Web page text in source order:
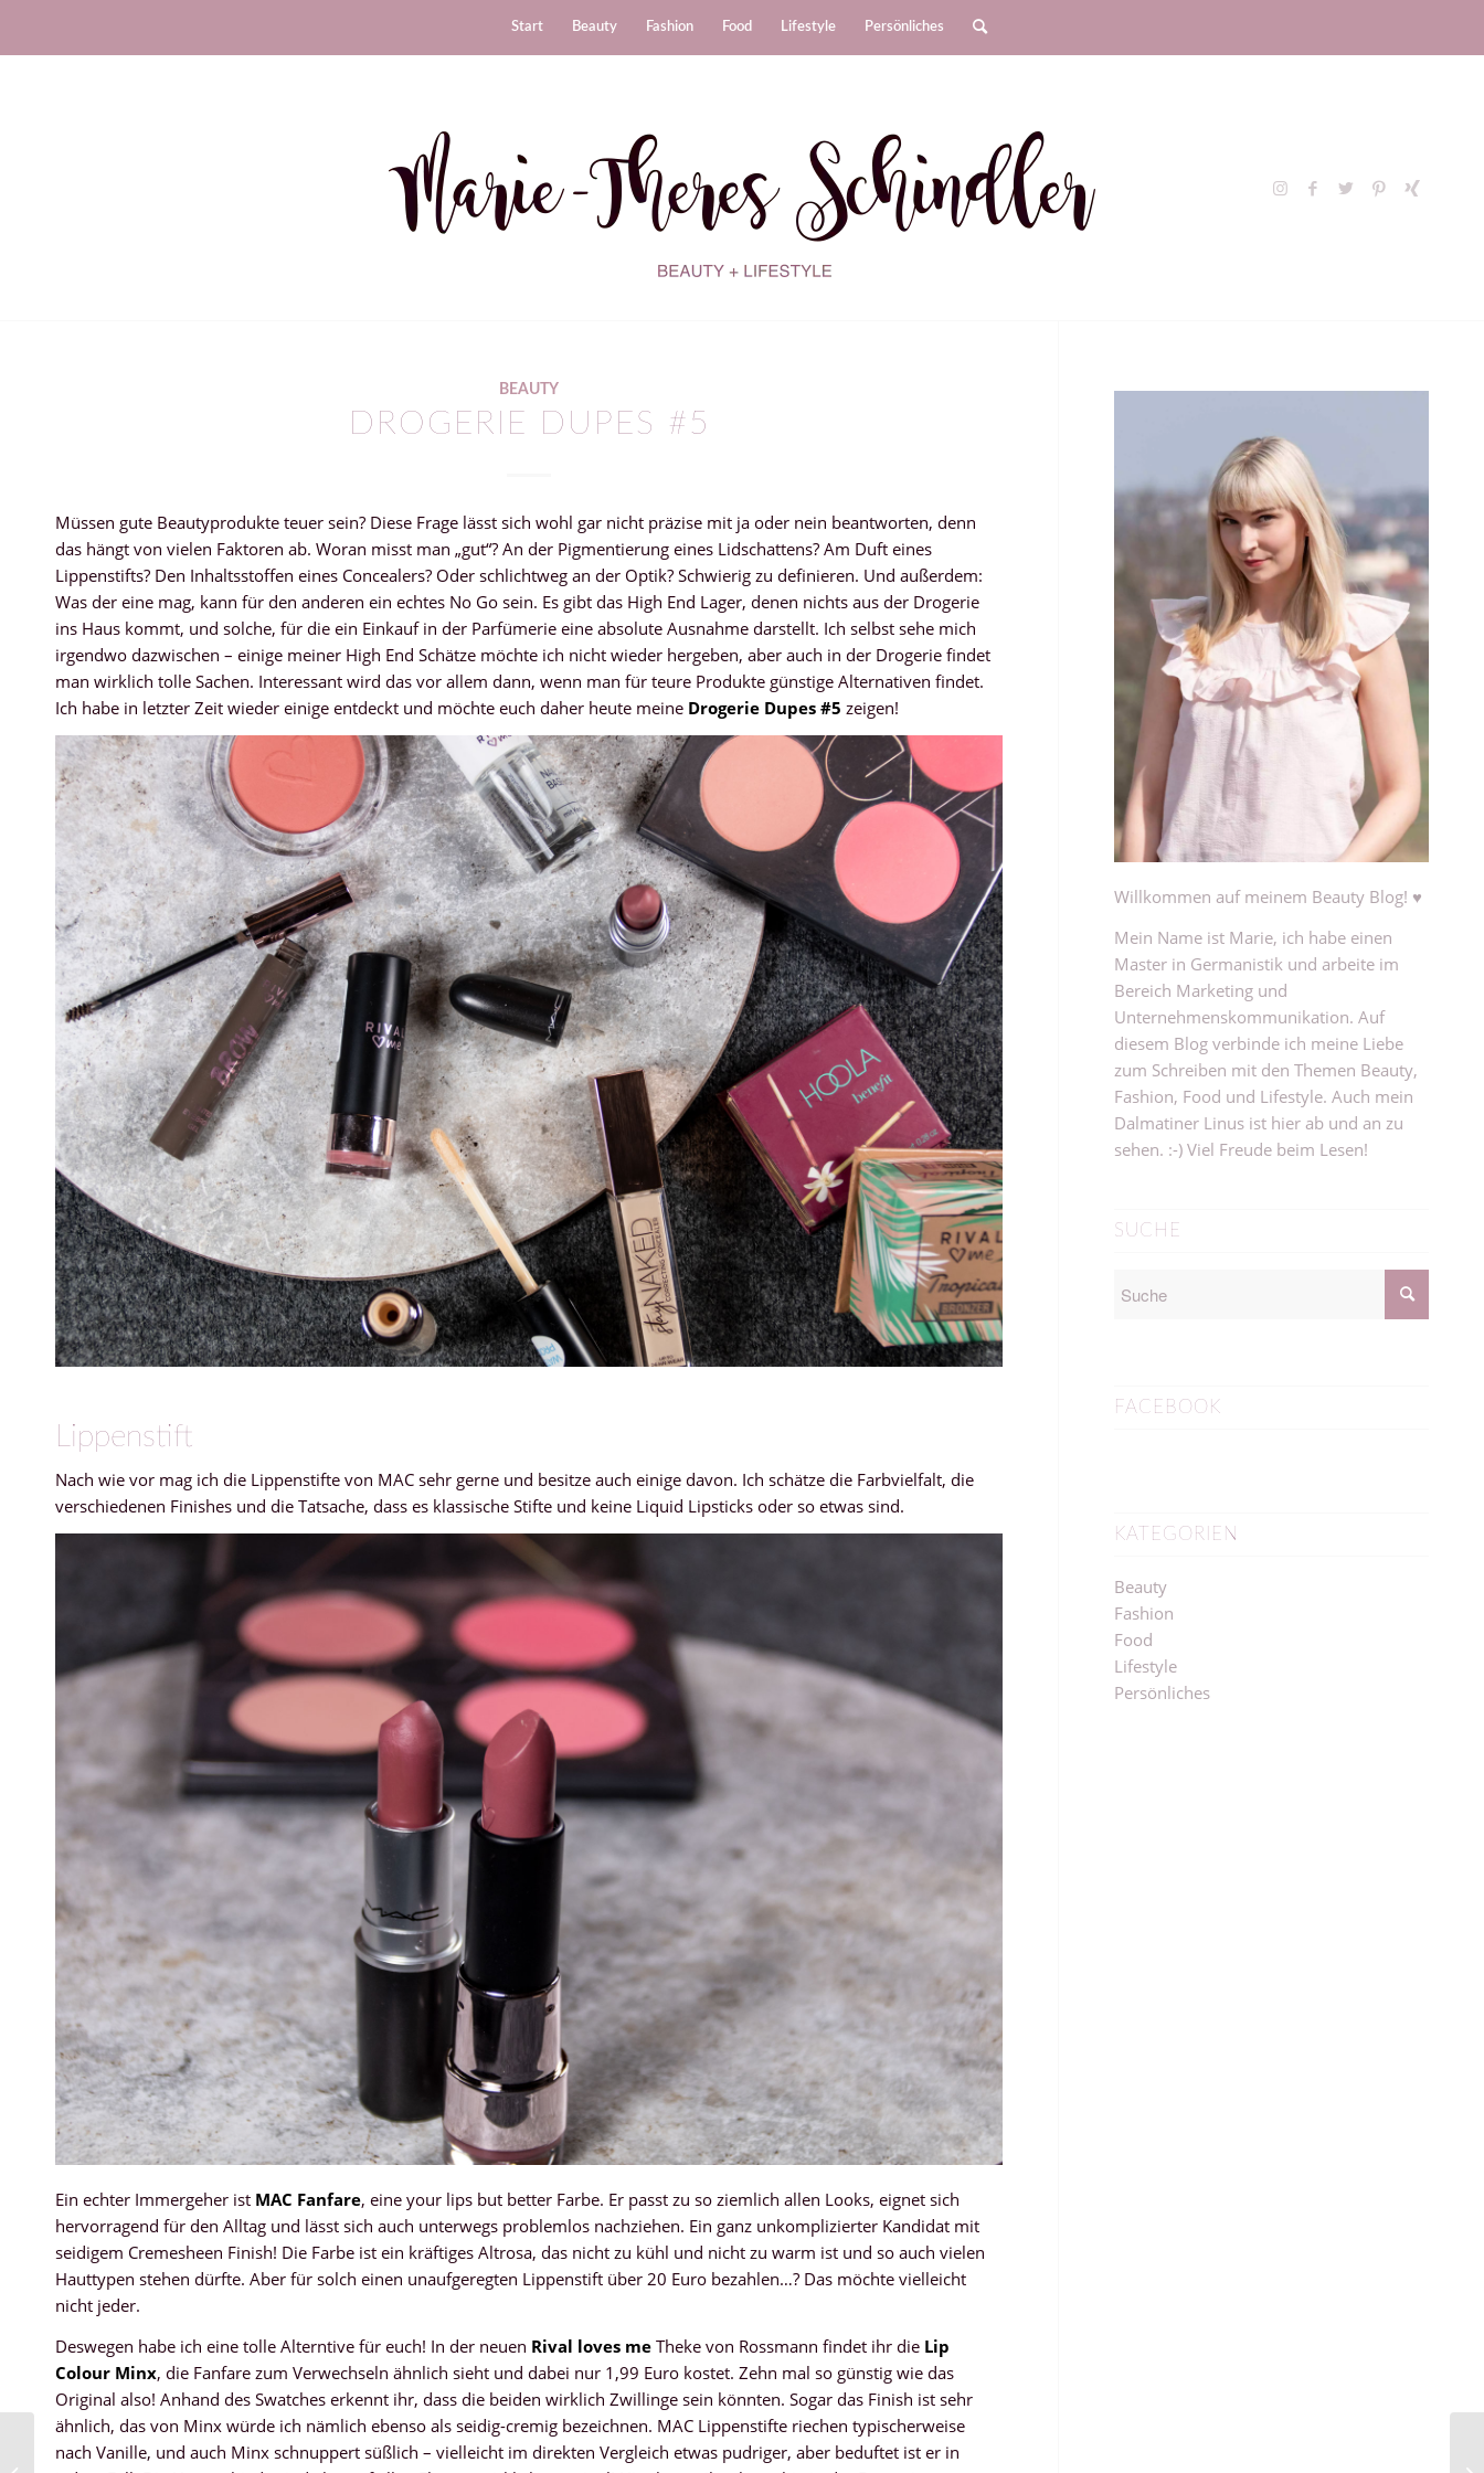
Start Beauty Fashion Food Lifestyle Persönliches
BEAUTY
DROGERIE DUPES #5
Müssen gute Beautyprodukte teuer sein? Diese Frage lässt sich wohl gar nicht präzise mit ja oder nein beantworten, denn
das hängt von vielen Faktoren ab. Woran misst man „gut“? An der Pigmentierung eines Lidschattens? Am Duft eines
Lippenstifts? Den Inhaltsstoffen eines Concealers? Oder schlichtweg an der Optik? Schwierig zu definieren. Und außerdem:
Was der eine mag, kann für den anderen ein echtes No Go sein. Es gibt das High End Lager, denen nichts aus der Drogerie
ins Haus kommt, und solche, für die ein Einkauf in der Parfümerie eine absolute Ausnahme darstellt. Ich selbst sehe mich
irgendwo dazwischen – einige meiner High End Schätze möchte ich nicht wieder hergeben, aber auch in der Drogerie findet
man wirklich tolle Sachen. Interessant wird das vor allem dann, wenn man für teure Produkte günstige Alternativen findet.
Ich habe in letzter Zeit wieder einige entdeckt und möchte euch daher heute meine Drogerie Dupes #5 zeigen!
Lippenstift
Nach wie vor mag ich die Lippenstifte von MAC sehr gerne und besitze auch einige davon. Ich schätze die Farbvielfalt, die
verschiedenen Finishes und die Tatsache, dass es klassische Stifte und keine Liquid Lipsticks oder so etwas sind.
Ein echter Immergeher ist MAC Fanfare, eine your lips but better Farbe. Er passt zu so ziemlich allen Looks, eignet sich
hervorragend für den Alltag und lässt sich auch unterwegs problemlos nachziehen. Ein ganz unkomplizierter Kandidat mit
seidigem Cremesheen Finish! Die Farbe ist ein kräftiges Altrosa, das nicht zu kühl und nicht zu warm ist und so auch vielen
Hauttypen stehen dürfte. Aber für solch einen unaufgeregten Lippenstift über 20 Euro bezahlen…? Das möchte vielleicht
nicht jeder.
Deswegen habe ich eine tolle Alterntive für euch! In der neuen Rival loves me Theke von Rossmann findet ihr die Lip
Colour Minx, die Fanfare zum Verwechseln ähnlich sieht und dabei nur 1,99 Euro kostet. Zehn mal so günstig wie das
Original also! Anhand des Swatches erkennt ihr, dass die beiden wirklich Zwillinge sein könnten. Sogar das Finish ist sehr
ähnlich, das von Minx würde ich nämlich ebenso als seidig-cremig bezeichnen. MAC Lippenstifte riechen typischerweise
nach Vanille, und auch Minx schnuppert süßlich – vielleicht im direkten Vergleich etwas pudriger, aber beduftet ist er in
Willkommen auf meinem Beauty Blog! ♥
Mein Name ist Marie, ich habe einen
Master in Germanistik und arbeite im
Bereich Marketing und
Unternehmenskommunikation. Auf
diesem Blog verbinde ich meine Liebe
zum Schreiben mit den Themen Beauty,
Fashion, Food und Lifestyle. Auch mein
Dalmatiner Linus ist hier ab und an zu
sehen. :-) Viel Freude beim Lesen!
SUCHE
FACEBOOK
KATEGORIEN
Beauty
Fashion
Food
Lifestyle
Persönliches
London Spring Look